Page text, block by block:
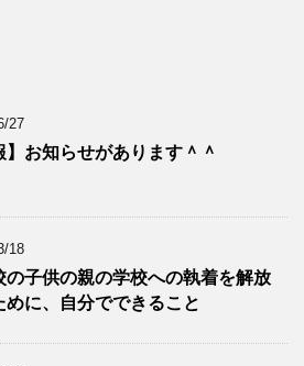
27
】お知らせがあります＾＾
18
の子供の親の学校への執着を解放
めに、自分でできること